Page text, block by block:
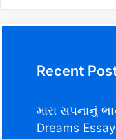
Recent
મારા સપનાનું
Dreams